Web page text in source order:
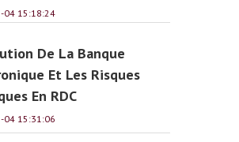
04 15:18:24
De La Banque
Et Les Risques
En RDC
04 15:31:06